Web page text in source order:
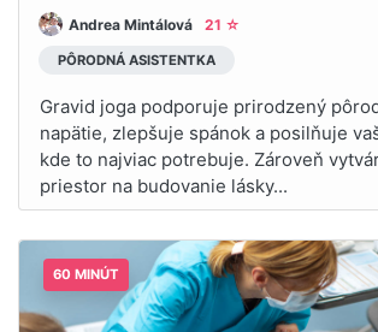
Andrea Mintálová 21 ☆
PÔRODNÁ ASISTENTKA
Gravid joga podporuje prirodzený
napätie, zlepšuje spánok a posilňuje
kde to najviac potrebuje. Zároveň
priestor na budovanie lásky...
60 MINÚT